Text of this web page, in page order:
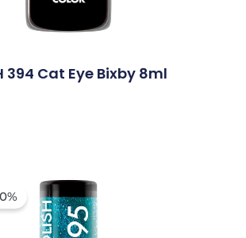
394 Cat Eye Bixby 8ml